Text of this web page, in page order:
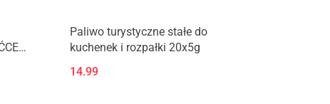
Paliwo turystyczne stałe do
kuchenek i rozpałki 20x5g
14.99